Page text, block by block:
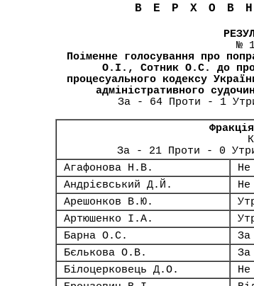
№
Поіменне голосування про
О.І., Сотник О.С. до
процесуального кодексу
адміністративного
За - 64 Проти - 1
За - 21 Проти - 0
Агафонова Н.В.
Андрієвський Д.Й.
Не
Арешонков В.Ю.
Артюшенко І.А.
Барна О.С.
За
Бєлькова О.В.
За
Білоцерковець Д.О.
Не